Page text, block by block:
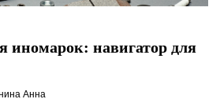
иномарок: навигатор для
Анна